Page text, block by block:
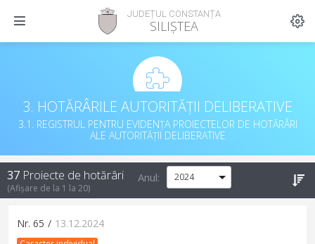
JUDEȚUL CONSTANȚA
SILIȘTEA
3. HOTĂRÂRILE AUTORITĂȚII DELIBERATIVE
3.1. REGISTRUL PENTRU EVIDENȚA PROIECTELOR DE HOTĂRÂRI
ALE AUTORITĂȚII DELIBERATIVE
37 Proiecte de hotărâri
(Afișare de la 1 la 20)
Anul:
Nr. 65 / 13.12.2024